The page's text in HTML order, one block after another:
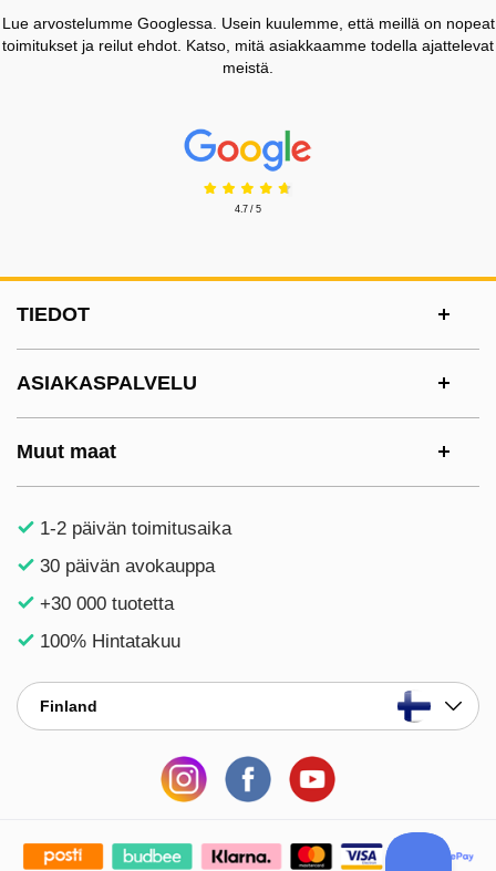
Lue arvostelumme Googlessa. Usein kuulemme, että meillä on nopeat
toimitukset ja reilut ehdot. Katso, mitä asiakkaamme todella ajattelevat
meistä.
Prisjakt Arvostelu: 4.7 Tähdet
4.7 / 5
TIEDOT
ASIAKASPALVELU
Muut maat
1-2 päivän toimitusaika
30 päivän avokauppa
+30 000 tuotetta
100% Hintatakuu
Finland